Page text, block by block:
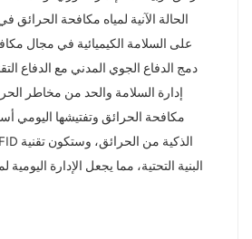
الحالة الآنية لمياه مكافحة الحرائق
على السلامة الكيميائية في مجال
دمج الدفاع الجوي المدني مع الدفاع
إدارة السلامة والحد من مخاطر
مكافحة الحرائق وتفتيشها اليومي
البنية التحتية، مما يجعل الإدارة